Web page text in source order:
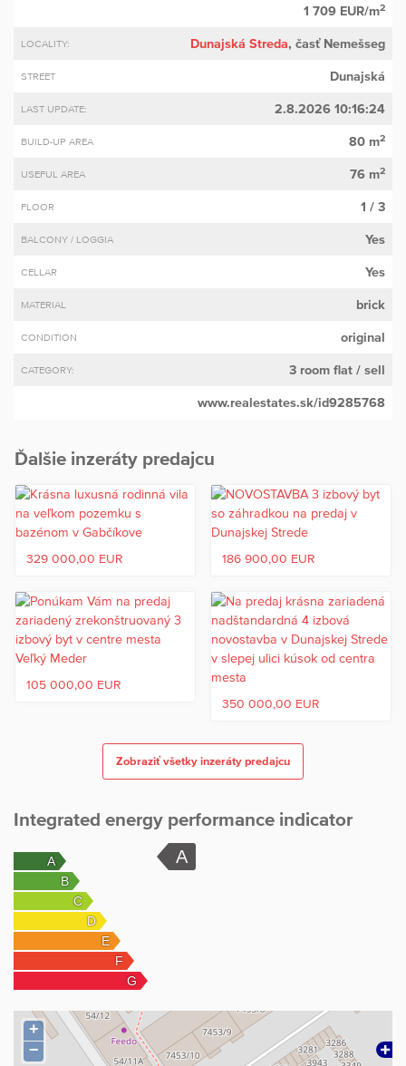
1 709 EUR/m2
LOCALITY: Dunajská Streda, časť Nemešseg
STREET Dunajská
LAST UPDATE: 2.8.2026 10:16:24
BUILD-UP AREA 80 m2
USEFUL AREA 76 m2
FLOOR 1 / 3
BALCONY / LOGGIA Yes
CELLAR Yes
MATERIAL brick
CONDITION original
CATEGORY: 3 room flat / sell
www.realestates.sk/id9285768
Ďalšie inzeráty predajcu
329 000,00 EUR 186 900,00 EUR
105 000,00 EUR
350 000,00 EUR
Zobraziť všetky inzeráty predajcu
Integrated energy performance indicator
+
−